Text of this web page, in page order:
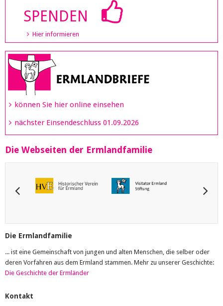
SPENDEN
Hier informieren
können Sie hier online einsehen
nächster Einsendeschluss 01.09.2026
Die Webseiten der Ermlandfamilie
Die Ermlandfamilie
... ist eine Gemeinschaft von jungen und alten Menschen, die selber oder
deren Vorfahren aus dem Ermland stammen. Mehr zu unserer Geschichte:
Die Geschichte der Ermländer
Kontakt